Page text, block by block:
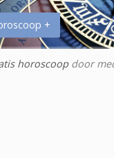
+
horoscoopdoor